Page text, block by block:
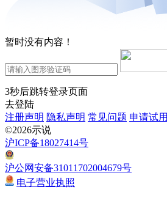
暂时没有内容！
3秒后跳转登录页面
去登陆
注册声明 隐私声明 常见问题 申请试用
©2026示说
沪ICP备18027414号
沪公网安备31011702004679号
电子营业执照